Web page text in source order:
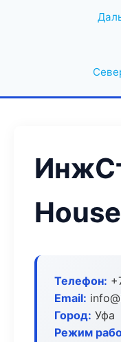
Телефон:
Email:
Город: Уфа
Режим